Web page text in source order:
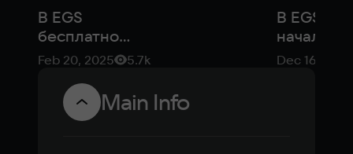
юрлицо
В EGS
бесплатно
раздают
шутер World
War Z:
Feb 20, 2025 5.7k
— со
75%
В EGS
началась
Dec 16, 2021
Main Info